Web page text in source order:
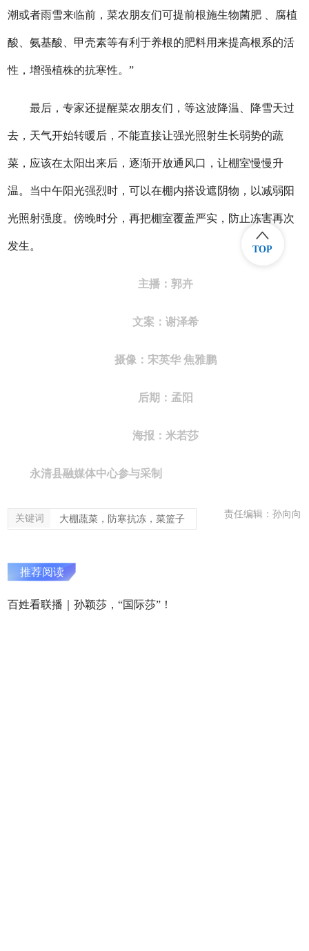
潮或者雨雪来临前，菜农朋友们可提前根施生物菌肥 、腐植
酸、氨基酸、甲壳素等有利于养根的肥料用来提高根系的活
性，增强植株的抗寒性。”
最后，专家还提醒菜农朋友们，等这波降温、降雪天过
去，天气开始转暖后，不能直接让强光照射生长弱势的蔬
菜，应该在太阳出来后，逐渐开放通风口，让棚室慢慢升
温。当中午阳光强烈时，可以在棚内搭设遮阴物，以减弱阳
光照射强度。傍晚时分，再把棚室覆盖严实，防止冻害再次
发生。
主播：郭卉
文案：谢泽希
摄像：宋英华 焦雅鹏
后期：孟阳
海报： 米若莎
永清县融媒体中心参与采制
关键词 大棚蔬菜，防寒抗冻，菜篮子 责任编辑：孙向向
推荐阅读
百姓看联播｜孙颖莎，“国际莎”！
TOP